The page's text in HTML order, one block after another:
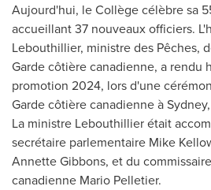
Aujourd'hui, le Collège célèbre sa
accueillant 37 nouveaux officiers.
Lebouthillier, ministre des Pêches,
Garde côtière canadienne, a rendu
promotion 2024, lors d'une
Garde côtière canadienne àSydney
La ministre Lebouthillier était
secrétaire parlementaire Mike
Annette Gibbons, et du
canadienne Mario Pelletier.